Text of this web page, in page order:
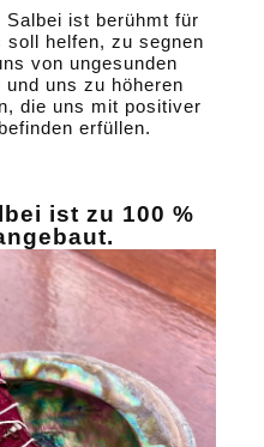
ist berühmt für
helfen, zu segnen
von ungesunden
und uns zu höheren
die uns mit positiver
erfüllen.
ist zu 100 %